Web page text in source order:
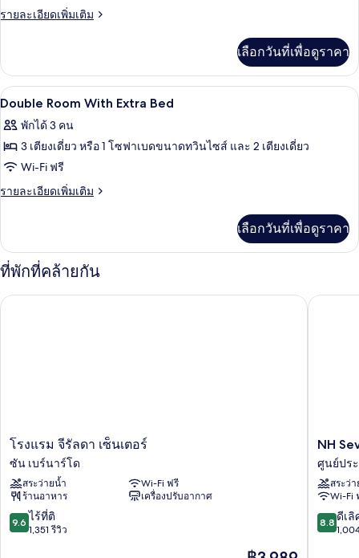
Standard
รายละเอียดเพิ่มเติม
ราย
เกี่ยว
กับ
Standard
เลือกวันที่เพื่อดูราคา
เปิด
ภาพถ่าย
ทั้งหมด
ของ
Double
Extra
Bed
มินิบาร์, ตู้นิรภัยในห้องพัก, โต๊ะทำงา
3
Double Room With Extra Bed
พักได้ 3 คน
3 เตียงเดี่ยว หรือ 1 โซฟาเบดขนาดทวินไซส์ และ 2 เตียงเดี่ยว
Wi-Fi ฟรี
รายละเอียดเพิ่มเติม
ราย
เกี่ยว
กับ
Double
With
เลือกวันที่เพื่อดูราคา
ที่พักที่คล้ายกัน
โรงแรม
จี
รัล
ดา
เซ็นเตอร์
ซัน
เบร์
โรงแรม จีรัลดา เซ็นเตอร์
ซัน เบร์นาร์โด
สระว่ายน้ำ
Wi-Fi ฟรี
ร้านอาหาร
เครื่องปรับอากาศ
9.6
จาก
9.6 ไร้ที่ติ
1,351 รีวิว
ราคา
โรงแรม จีรัลดา เซ็นเตอร์
NH
Sevilla
Plaza
de
Armas
ศูนย์
ประวัติ
NH
ศูนย์ปร
สระว่
Wi-Fi
8.8
จาก
8.8 ดีเลิ
NH